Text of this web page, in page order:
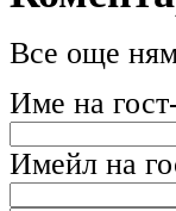
Все още
Име на
Имейл на